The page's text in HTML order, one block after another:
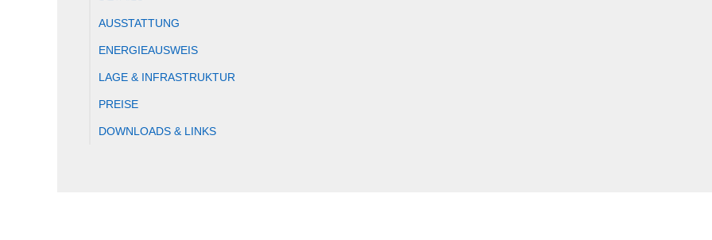
AUSSTATTUNG
ENERGIEAUSWEIS
LAGE & INFRASTRUKTUR
PREISE
DOWNLOADS & LINKS